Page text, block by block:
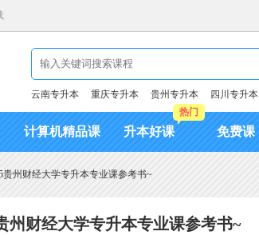
云南专升本 重庆专升本 贵州专升本 四川专升本
计算机精品课 升本好课
热门
免费课
贵州财经大学专升本专业课参考书~
州财经大学专升本专业课参考书~